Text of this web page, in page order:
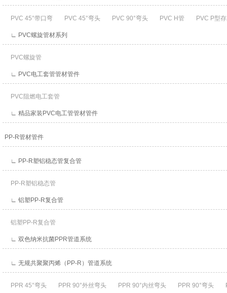
PVC 45°带口弯 PVC 45°弯头 PVC 90°弯头 PVC H管 PVC P型
∟ PVC螺旋管材系列
PVC螺旋管
∟ PVC电工套管管材管件
PVC阻燃电工套管
∟ 精品家装PVC电工管管材管件
PP-R管材管件
∟ PP-R塑铝稳态管复合管
PP-R塑铝稳态管
∟ 铝塑PP-R复合管
铝塑PP-R复合管
∟ 双色纳米抗菌PPR管道系统
∟ 无规共聚聚丙烯（PP-R）管道系统
PPR 45°弯头 PPR 90°外丝弯头 PPR 90°内丝弯头 PPR 90°弯头